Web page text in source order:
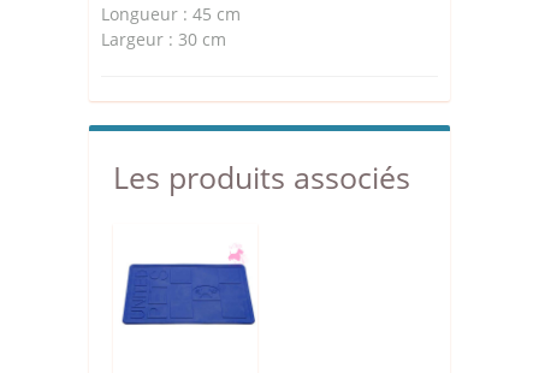
Longueur : 45 cm
Largeur : 30 cm
Les produits associés